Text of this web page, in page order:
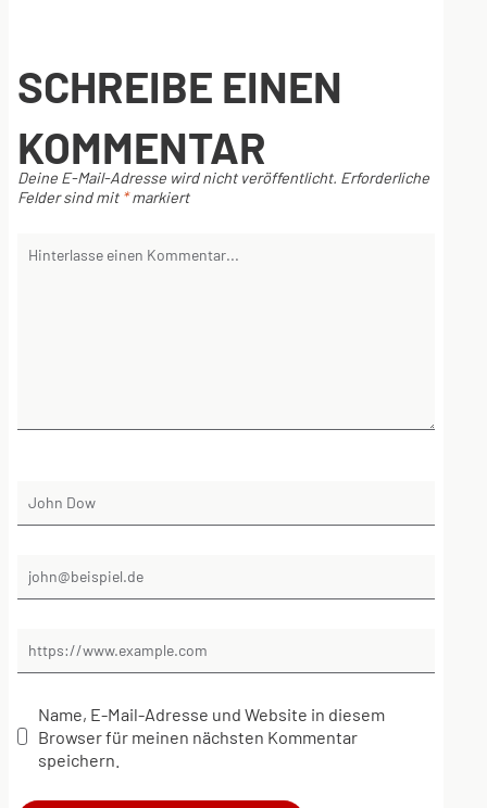
SCHREIBE EINEN
KOMMENTAR
Deine E-Mail-Adresse wird nicht veröffentlicht. Erforderliche
Felder sind mit *markiert
Name, E-Mail-Adresse und Website in diesem
Browser für meinen nächsten Kommentar
speichern.